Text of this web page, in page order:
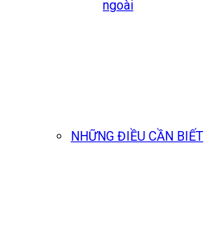
ngoài
NHỮNG ĐIỀU CẦN BIẾT